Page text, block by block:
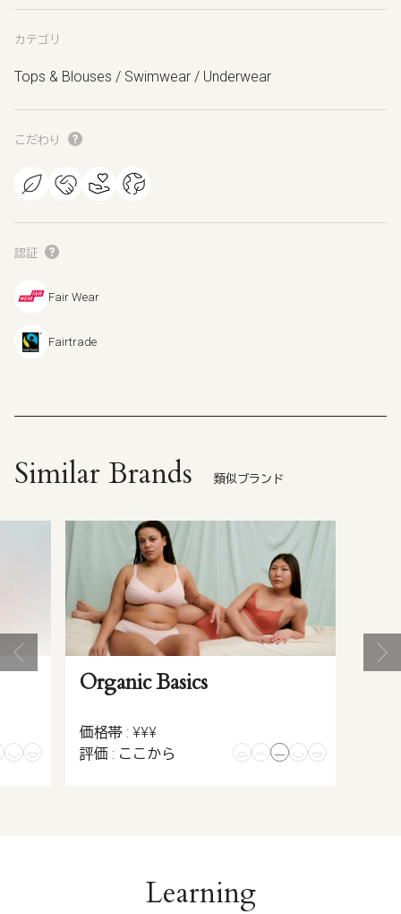
カテゴリ
Tops & Blouses / Swimwear / Underwear
こだわり
認証
Fair Wear
Fairtrade
Similar Brands 類似ブランド
Organic Basics
価格帯 : ¥¥¥
評価 : ここから
Learning